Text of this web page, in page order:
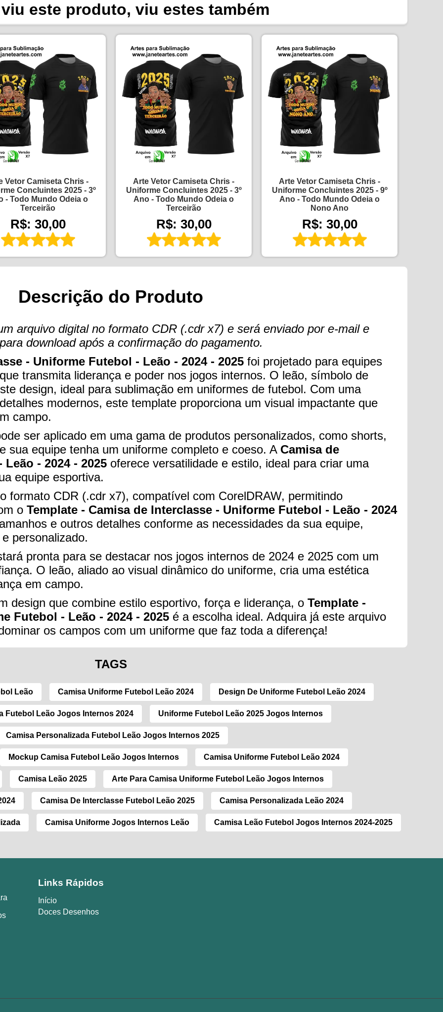
este produto, viu estes também
Vetor Camiseta Chris -
Concluintes 2025 - 3º
- Todo Mundo Odeia o
Terceirão
R$: 30,00
Arte Vetor Camiseta Chris -
Uniforme Concluintes 2025 - 3º
Ano - Todo Mundo Odeia o
Terceirão
R$: 30,00
Arte Vetor Camiseta Chris -
Uniforme Concluintes 2025 - 9º
Ano - Todo Mundo Odeia o
Nono Ano
R$: 30,00
Descrição do Produto
arquivo digital no formato CDR (.cdr x7) e será enviado por e-mail e
download após a confirmação do pagamento.
- Uniforme Futebol - Leão - 2024 - 2025 foi projetado para equipes
transmita liderança e poder nos jogos internos. O leão, símbolo de
design, ideal para sublimação em uniformes de futebol. Com uma
modernos, este template proporciona um visual impactante que
campo.
ser aplicado em uma gama de produtos personalizados, como shorts,
sua equipe tenha um uniforme completo e coeso. A Camisa de
- 2024 - 2025 oferece versatilidade e estilo, ideal para criar uma
equipe esportiva.
formato CDR (.cdr x7), compatível com CorelDRAW, permitindo
o Template - Camisa de Interclasse - Uniforme Futebol - Leão - 2024
e outros detalhes conforme as necessidades da sua equipe,
personalizado.
pronta para se destacar nos jogos internos de 2024 e 2025 com um
O leão, aliado ao visual dinâmico do uniforme, cria uma estética
em campo.
design que combine estilo esportivo, força e liderança, o Template -
Futebol - Leão - 2024 - 2025 é a escolha ideal. Adquira já este arquivo
os campos com um uniforme que faz toda a diferença!
TAGS
Leão Camisa Uniforme Futebol Leão 2024 Design De Uniforme Futebol Leão 2024
Futebol Leão Jogos Internos 2024 Uniforme Futebol Leão 2025 Jogos Internos
Camisa Personalizada Futebol Leão Jogos Internos 2025
Mockup Camisa Futebol Leão Jogos Internos Camisa Uniforme Futebol Leão 2024
Camisa Leão 2025 Arte Para Camisa Uniforme Futebol Leão Jogos Internos
Camisa De Interclasse Futebol Leão 2025 Camisa Personalizada Leão 2024
Camisa Uniforme Jogos Internos Leão Camisa Leão Futebol Jogos Internos 2024-2025
Links Rápidos
Início
Doces Desenhos